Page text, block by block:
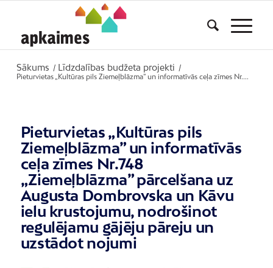
Sākums / Līdzdalības budžeta projekti
/
Pieturvietas „Kultūras pils Ziemeļblāzma” un informatīvās ceļa zīmes Nr....
Pieturvietas „Kultūras pils
Ziemeļblāzma” un informatīvās
ceļa zīmes Nr.748
„Ziemeļblāzma” pārcelšana uz
Augusta Dombrovska un Kāvu
ielu krustojumu, nodrošinot
regulējamu gājēju pāreju un
uzstādot nojumi